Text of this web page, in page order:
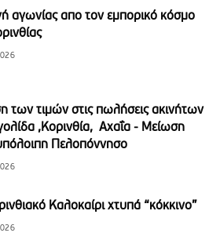
αγωνίας απο τον εμπορικό κόσμο
των τιμών στις πωλήσεις ακινήτων
,Κορινθία, Αχαΐα - Μείωση
Πελοπόννησο
Καλοκαίρι χτυπά “κόκκινο”